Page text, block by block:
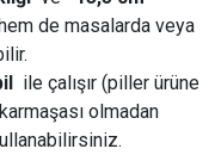
de masalarda veya
ile çalışır (piller ürüne
olmadan